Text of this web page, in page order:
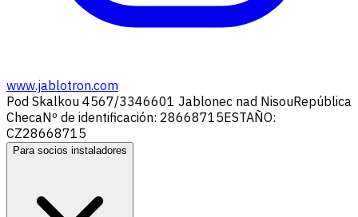
www.jablotron.com
Pod Skalkou 4567/3346601 Jablonec nad NisouRepública
ChecaNº de identificación: 28668715ESTAÑO:
CZ28668715
Para socios instaladores